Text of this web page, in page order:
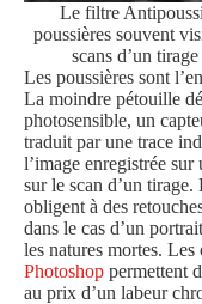
Le filtre
poussières souvent
scans d’un
Les poussières sont
La moindre pétouille
photosensible, un
traduit par une trace
l’image enregistrée
sur le scan d’un tirage.
obligent à des
dans le cas d’un
les natures mortes.
Photoshop permettent
au prix d’un labeur